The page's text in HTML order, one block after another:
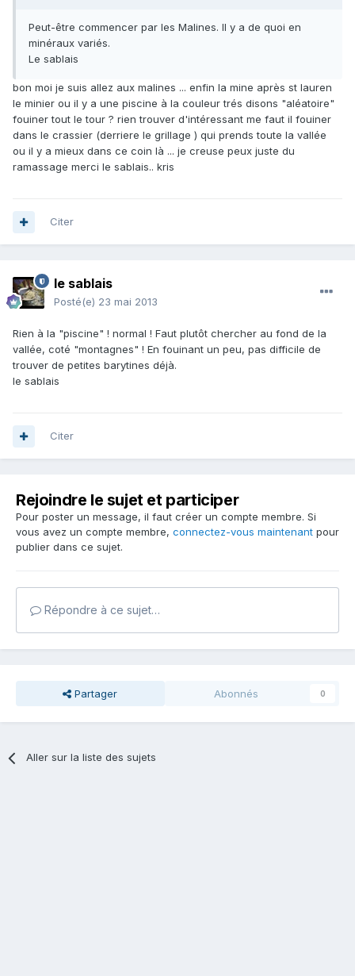
Peut-être commencer par les Malines. Il y a de quoi en
minéraux variés.
Le sablais
bon moi je suis allez aux malines ... enfin la mine après st lauren
le minier ou il y a une piscine à la couleur trés disons "aléatoire"
fouiner tout le tour ? rien trouver d'intéressant me faut il fouiner
dans le crassier (derriere le grillage ) qui prends toute la vallée
ou il y a mieux dans ce coin là ... je creuse peux juste du
ramassage merci le sablais.. kris
Citer
le sablais
Posté(e) 23 mai 2013
Rien à la "piscine" ! normal ! Faut plutôt chercher au fond de la
vallée, coté "montagnes" ! En fouinant un peu, pas difficile de
trouver de petites barytines déjà.
le sablais
Citer
Rejoindre le sujet et participer
Pour poster un message, il faut créer un compte membre. Si
vous avez un compte membre, connectez-vous maintenant pour
publier dans ce sujet.
Répondre à ce sujet…
Partager Abonnés 0
Aller sur la liste des sujets